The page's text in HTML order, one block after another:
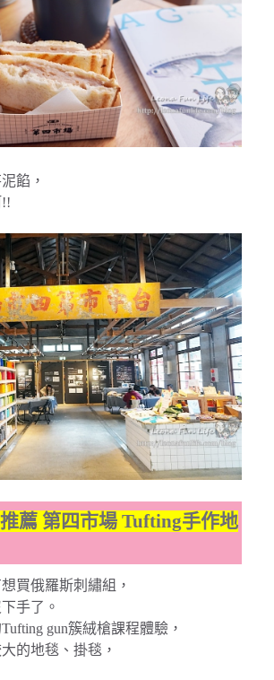
餡，
薦 第四市場 Tufting手作地
買俄羅斯刺繡組，
手了。
gun簇絨槍課程體驗，
的地毯、掛毯，